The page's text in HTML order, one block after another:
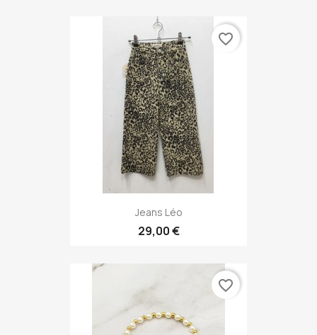
Jeans Léo
29,00 €
favorite_border
favorite_border